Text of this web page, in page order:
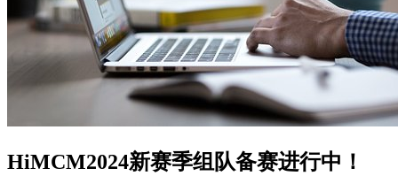
HiMCM2024新赛季组队备赛进行中！